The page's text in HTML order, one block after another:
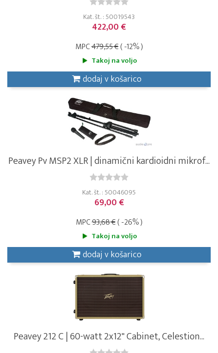
Kat. št. : 50019543
422,00 €
MPC479,55 €( -12% )
Takoj na voljo
dodaj v košarico
Peavey Pv MSP2 XLR | dinamični kardioidni mikrof...
Kat. št. : 50046095
69,00 €
MPC93,68 €( -26% )
Takoj na voljo
dodaj v košarico
Peavey 212 C | 60-watt 2x12" Cabinet, Celestion...